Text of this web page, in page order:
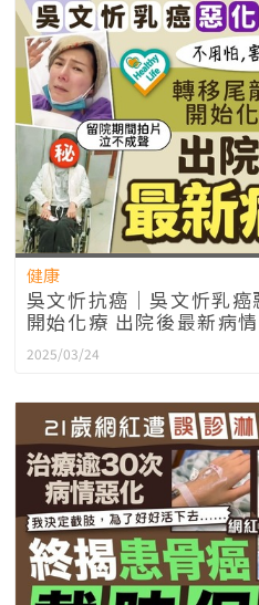
健康
吳文忻抗癌｜吳文忻乳
開始化療 出院後最新病
2025/03/24